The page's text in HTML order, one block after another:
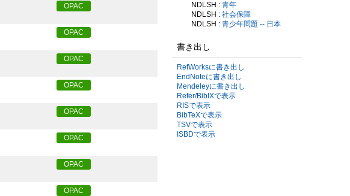
OPAC
OPAC
OPAC
OPAC
OPAC
OPAC
OPAC
OPAC
NDLSH : 青年
NDLSH : 社会保障
NDLSH : 青少年問題 -- 日本
書き出し
RefWorksに書き出し
EndNoteに書き出し
Mendeleyに書き出し
Refer/BibIXで表示
RISで表示
BibTeXで表示
TSVで表示
ISBDで表示